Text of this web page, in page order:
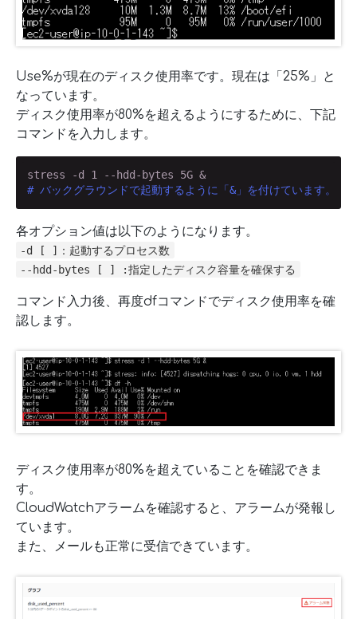
Use%が現在のディスク使用率です。現在は「25%」と
なっています。
ディスク使用率が80%を超えるようにするために、下記
コマンドを入力します。
stress -d 1 --hdd-bytes 5G &
# バックグラウンドで起動するように「&」を付けています。
各オプション値は以下のようになります。
-d [ ]：起動するプロセス数
--hdd-bytes [ ] :指定したディスク容量を確保する
コマンド入力後、再度dfコマンドでディスク使用率を確
認します。
ディスク使用率が80%を超えていることを確認できま
す。
CloudWatchアラームを確認すると、アラームが発報し
ています。
また、メールも正常に受信できています。